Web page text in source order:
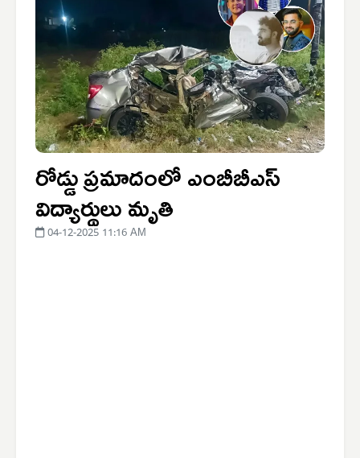
రోడ్డు ప్రమాదంలో ఎంబీబీఎస్
విద్యార్థులు మృతి
04-12-2025 11:16 AM